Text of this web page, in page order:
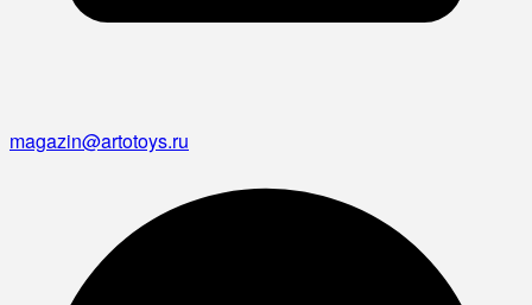
magazin@artotoys.ru